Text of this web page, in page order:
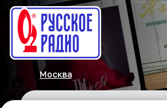
Москва